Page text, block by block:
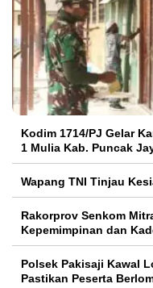
Kodim 1714/PJ Gelar
1 Mulia Kab. Puncak
Wapang TNI Tinjau
Rakorprov Senkom
Kepemimpinan dan
Polsek Pakisaji Kawal
Pastikan Peserta